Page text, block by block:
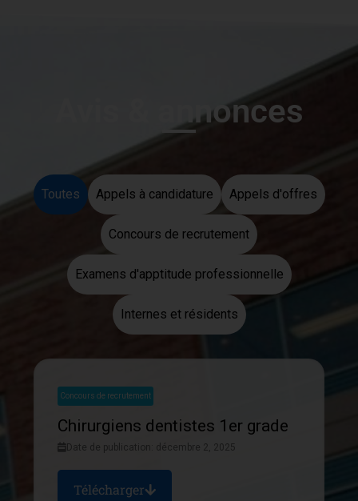
Avis & annonces
Toutes Appels à candidature Appels d'offres
Concours de recrutement
Examens d'apptitude professionnelle
Internes et résidents
Concours de recrutement
Chirurgiens dentistes 1er grade
Date de publication: décembre 2, 2025
Télécharger